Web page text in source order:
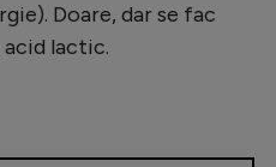
Doare, dar se fac
lactic.